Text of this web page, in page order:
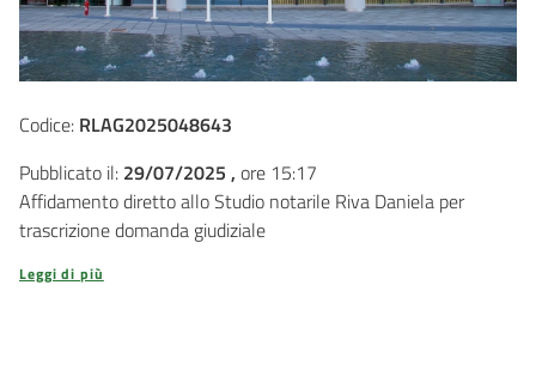
Codice: RLAG2025048643
Pubblicato il: 29/07/2025 , ore 15:17
Affidamento diretto allo Studio notarile Riva Daniela per
trascrizione domanda giudiziale
Leggi di più